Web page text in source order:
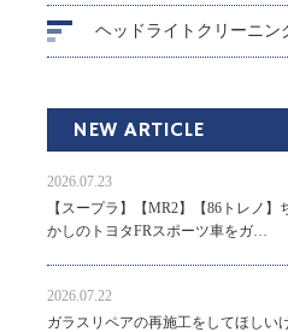
ヘッドライトクリーニン
NEW ARTICLE
2026.07.23
【スープラ】【MR2】【86トレノ】
かしのトヨタFRスポーツ車をガ…
2026.07.22
ガラスリペアの再施工をしてほしい